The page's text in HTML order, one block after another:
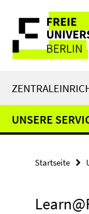
direkt
Inhalt
Service-
Navigation
UNSERE
Startseite